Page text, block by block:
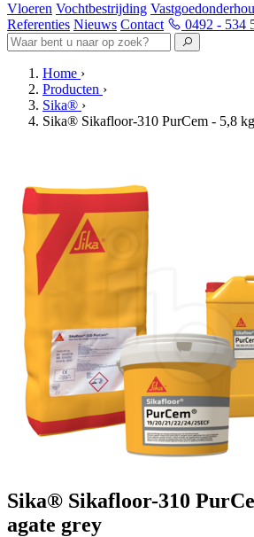
Vloeren Vochtbestrijding
Referenties Nieuws Contact 0492 - 534
Home ›
Producten ›
Sika® ›
Sika® Sikafloor-310 PurCem - 5,8
Sika® Sikafloor-310
agate grey